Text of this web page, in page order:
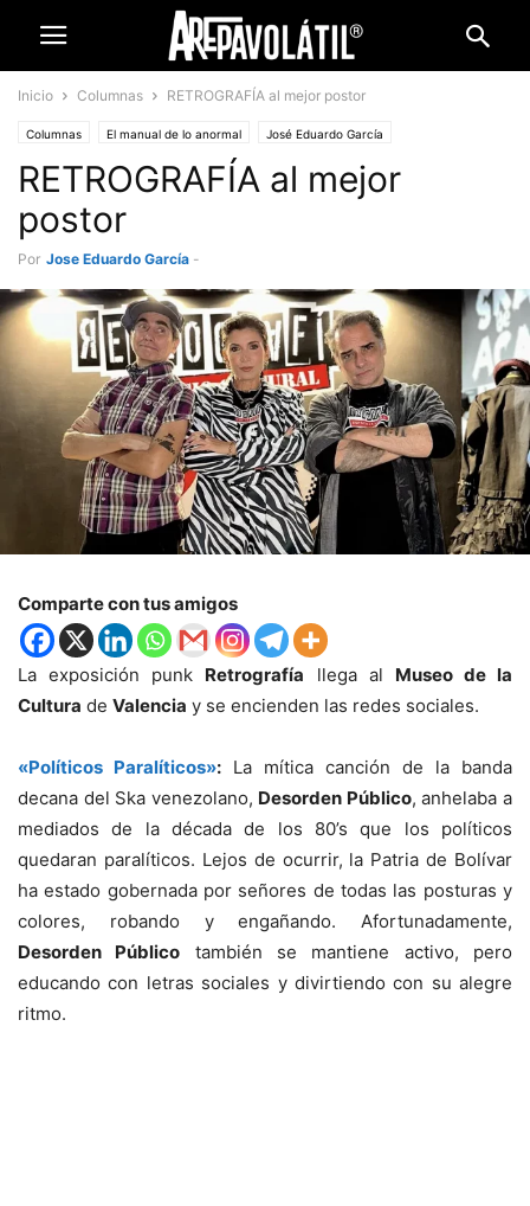
Inicio Columnas RETROGRAFÍA al mejor postor
Columnas El manual de lo anormal José Eduardo García
RETROGRAFÍA al mejor
postor
Por Jose Eduardo García -
Comparte con tus amigos
La exposición punk Retrografía llega al Museo de la
Cultura de Valencia y se encienden las redes sociales.
«Políticos Paralíticos»: La mítica canción de la banda
decana del Ska venezolano, Desorden Público, anhelaba a
mediados de la década de los 80’s que los políticos
quedaran paralíticos. Lejos de ocurrir, la Patria de Bolívar
ha estado gobernada por señores de todas las posturas y
colores, robando y engañando. Afortunadamente,
Desorden Público también se mantiene activo, pero
educando con letras sociales y divirtiendo con su alegre
ritmo.